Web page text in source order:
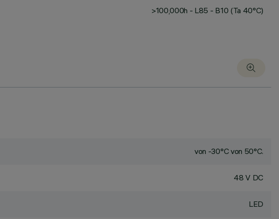
>100,000h - L85 - B10 (Ta 40°C)
von -30°C von 50°C.
48 V DC
LED